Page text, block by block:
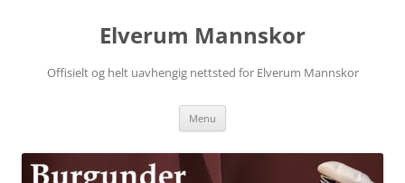
Elverum Mannskor
Offisielt og helt uavhengig nettsted for Elverum Mannskor
Menu